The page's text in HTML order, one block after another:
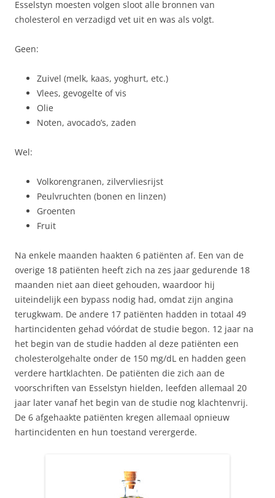
Esselstyn moesten volgen sloot alle bronnen van
cholesterol en verzadigd vet uit en was als volgt.
Geen:
Zuivel (melk, kaas, yoghurt, etc.)
Vlees, gevogelte of vis
Olie
Noten, avocado’s, zaden
Wel:
Volkorengranen, zilvervliesrijst
Peulvruchten (bonen en linzen)
Groenten
Fruit
Na enkele maanden haakten 6 patiënten af. Een van de
overige 18 patiënten heeft zich na zes jaar gedurende 18
maanden niet aan dieet gehouden, waardoor hij
uiteindelijk een bypass nodig had, omdat zijn angina
terugkwam. De andere 17 patiënten hadden in totaal 49
hartincidenten gehad vóórdat de studie begon. 12 jaar na
het begin van de studie hadden al deze patiënten een
cholesterolgehalte onder de 150 mg/dL en hadden geen
verdere hartklachten. De patiënten die zich aan de
voorschriften van Esselstyn hielden, leefden allemaal 20
jaar later vanaf het begin van de studie nog klachtenvrij.
De 6 afgehaakte patiënten kregen allemaal opnieuw
hartincidenten en hun toestand verergerde.